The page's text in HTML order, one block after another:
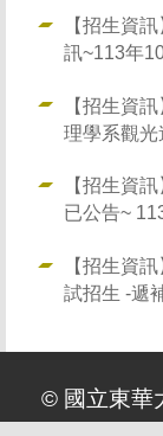
【招生資
訊~113年
【招生資
理學系觀
【招生資
已公告~
【招生資
試招生 -遞
© 國立東華